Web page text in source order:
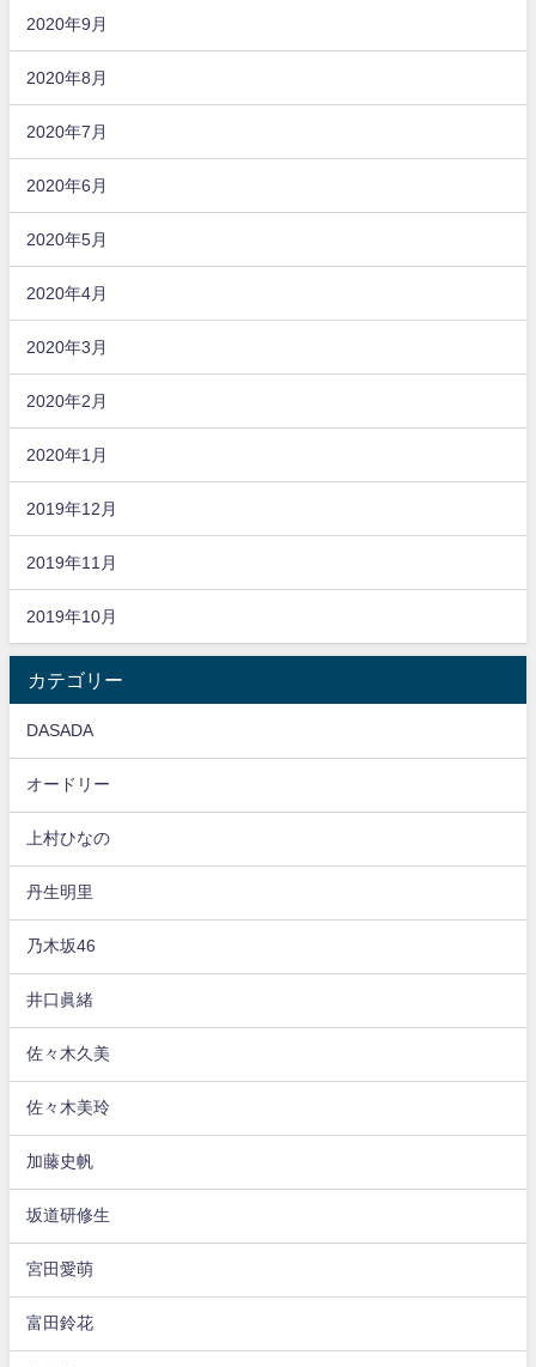
2020年9月
2020年8月
2020年7月
2020年6月
2020年5月
2020年4月
2020年3月
2020年2月
2020年1月
2019年12月
2019年11月
2019年10月
カテゴリー
DASADA
オードリー
上村ひなの
丹生明里
乃木坂46
井口眞緒
佐々木久美
佐々木美玲
加藤史帆
坂道研修生
宮田愛萌
富田鈴花